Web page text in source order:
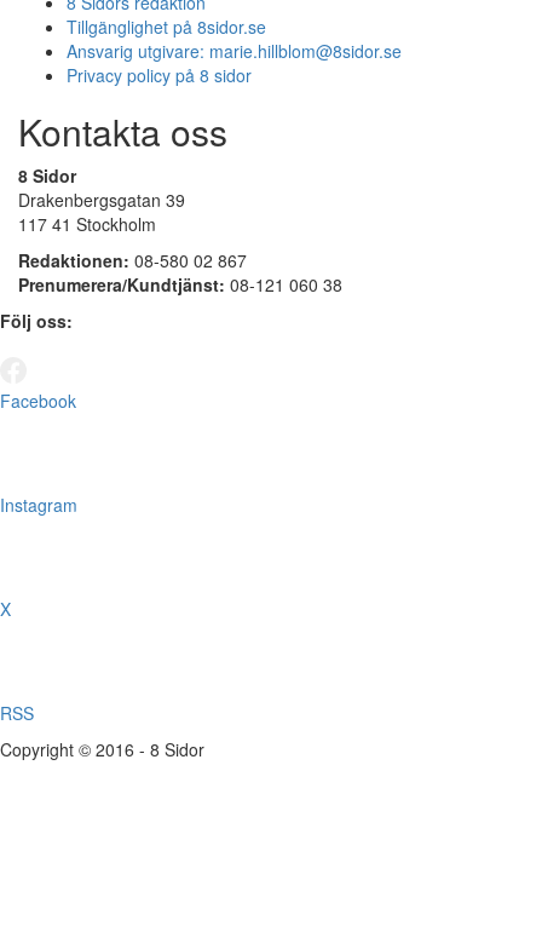
Tillgänglighet på 8sidor.se
Ansvarig utgivare: marie.hillblom@8sidor.se
Privacy policy på 8 sidor
Kontakta oss
8 Sidor
Drakenbergsgatan 39
117 41 Stockholm
Redaktionen: 08-580 02 867
Prenumerera/Kundtjänst: 08-121 060 38
Följ oss:
Facebook
Instagram
X
RSS
Copyright © 2016 - 8 Sidor